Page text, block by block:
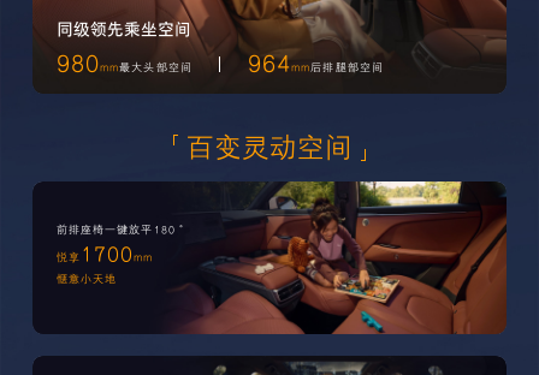
同级领先乘坐空间
980mm最大头部空间 964mm后排腿部空间
百变灵动空间
前排座椅一键放平180°
悦享 1700mm
惬意小天地